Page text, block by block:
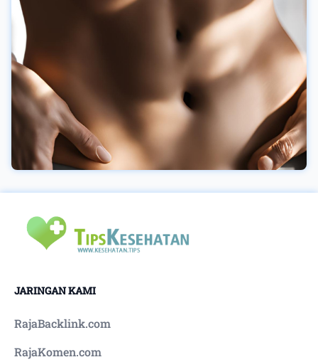
menyembuhkan infeksi tubuh akibat virus
dengue. Anda dapat mengonsumsi buah ini
dalam bentuk jus buah maupun dimakan secara
lengsung tanpa diolah. Baca juga : Fakta
Hubungan Perokok Dengan Kejadian Hipertensi
2. Minum air putih secukupnya Anda yang
menderita penyakit demam berdarah perlu
melakukan konsumsi air putih yang cukup agar
terhindar dari dehidrasi akibat penyakit demam
berdarah ini. Selain itu, air putih juga berkhasiat
alergen atau toksikan dalam tubuh anda
diminimalisir dengan meminum air putih. 3.
Pengobatan menuju penyedia layanan kesehatan
terhadap anda maka anda perlu melakukan
berkunjung ke pusat penyedia layanan
kesehatan seperti puskesmas maupun rumah
JARINGAN KAMI
RajaBacklink.com
RajaKomen.com